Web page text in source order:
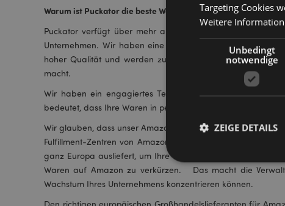
Warum ist Puckator die beste Wahl für Lieferanten von
Puckator verfügt über mehr als 25 Jahre Erfahrung in der
Unternehmen. Wir haben eine große Auswahl an
hoher Qualität und werden zu sehr wettbewerbsfähigen
macht.
Wir haben ein engagiertes Team von Mitarbeitern, die
bedeutet, dass Ihre Waren in perfektem Zustand bei
Wir glauben, dass unser Amazon Fulfilment Service
Fulfillment-Zentren von Amazon verschicken. Wir arbeiten
ganz Europa ausliefert, um Ihre Waren schnell und
Waren auf Amazon zu verkürzen. Das macht die
Wachstum Ihres Unternehmens konzentrieren können.
Den richtigen europäischen Großhandelslieferanten für
Targeting Cookies
Weitere
Unbedingt
notwendige
ZEIGE DETAILS